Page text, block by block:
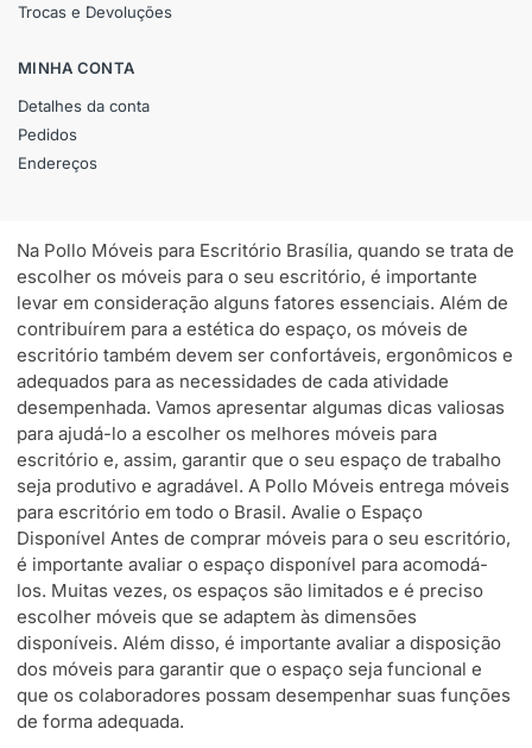
Trocas e Devoluções
MINHA CONTA
Detalhes da conta
Pedidos
Endereços
Na Pollo Móveis para Escritório Brasília, quando se trata de
escolher os móveis para o seu escritório, é importante
levar em consideração alguns fatores essenciais. Além de
contribuírem para a estética do espaço, os móveis de
escritório também devem ser confortáveis, ergonômicos e
adequados para as necessidades de cada atividade
desempenhada. Vamos apresentar algumas dicas valiosas
para ajudá-lo a escolher os melhores móveis para
escritório e, assim, garantir que o seu espaço de trabalho
seja produtivo e agradável. A Pollo Móveis entrega móveis
para escritório em todo o Brasil. Avalie o Espaço
Disponível Antes de comprar móveis para o seu escritório,
é importante avaliar o espaço disponível para acomodá-
los. Muitas vezes, os espaços são limitados e é preciso
escolher móveis que se adaptem às dimensões
disponíveis. Além disso, é importante avaliar a disposição
dos móveis para garantir que o espaço seja funcional e
que os colaboradores possam desempenhar suas funções
de forma adequada.